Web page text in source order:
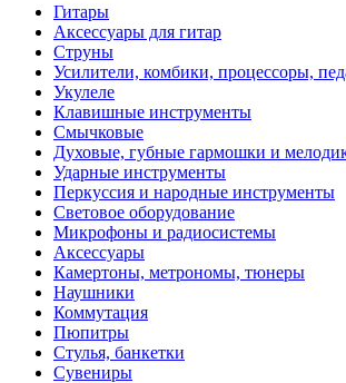
Гитары
Аксессуары для гитар
Струны
Усилители, комбики, процессоры,
Укулеле
Клавишные инструменты
Смычковые
Духовые, губные гармошки и
Ударные инструменты
Перкуссия и народные инструменты
Световое оборудование
Микрофоны и радиосистемы
Аксессуары
Камертоны, метрономы, тюнеры
Наушники
Коммутация
Пюпитры
Стулья, банкетки
Сувениры